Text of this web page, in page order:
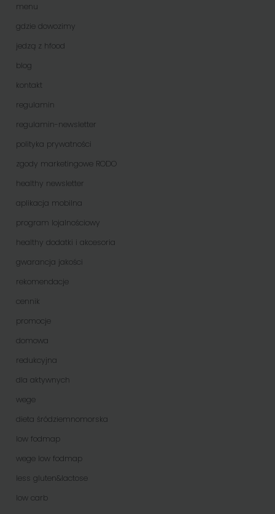
menu
gdzie dowozimy
jedzą z hfood
blog
kontakt
regulamin
regulamin-newsletter
polityka prywatności
zgody marketingowe RODO
healthy newsletter
aplikacja mobilna
program lojalnościowy
healthy dodatki i akcesoria
gwarancja jakości
rekomendacje
cennik
promocje
domowa
redukcyjna
dla aktywnych
wege
dieta śródziemnomorska
low fodmap
wege low fodmap
less gluten&lactose
low carb